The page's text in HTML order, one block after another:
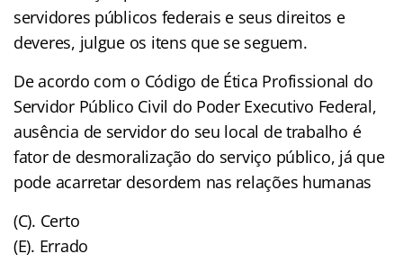
servidores públicos federais e seus direitos e
deveres, julgue os itens que se seguem.
De acordo com o Código de Ética Profissional do
Servidor Público Civil do Poder Executivo Federal,
ausência de servidor do seu local de trabalho é
fator de desmoralização do serviço público, já que
pode acarretar desordem nas relações humanas
(C). Certo
(E). Errado